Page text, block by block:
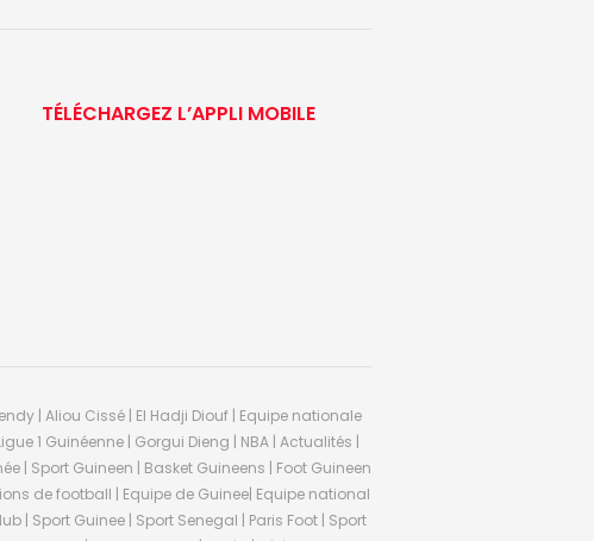
TÉLÉCHARGEZ L’APPLI MOBILE
| Aliou Cissé | El Hadji Diouf | Equipe nationale
1 Guinéenne | Gorgui Dieng | NBA | Actualités |
| Sport Guineen | Basket Guineens | Foot Guineen
de football | Equipe de Guinee| Equipe national
| Sport Guinee | Sport Senegal | Paris Foot | Sport